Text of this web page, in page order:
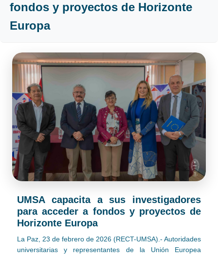
fondos y proyectos de Horizonte
Europa
UMSA capacita a sus investigadores
para acceder a fondos y proyectos de
Horizonte Europa
La Paz, 23 de febrero de 2026 (RECT-UMSA).- Autoridades
universitarias y representantes de la Unión Europea